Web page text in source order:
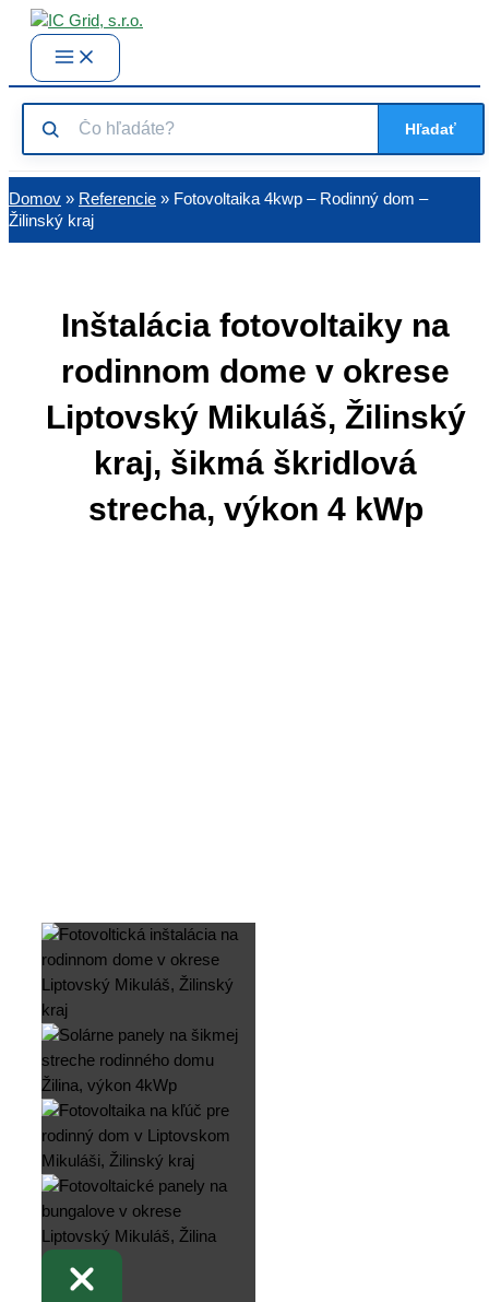
Preskočiť
obsah
Main
Menu
Hľadať
Domov » Referencie » Fotovoltaika 4kwp – Rodinný dom –
Žilinský kraj
Inštalácia fotovoltaiky na
rodinnom dome v okrese
Liptovský Mikuláš, Žilinský
kraj, šikmá škridlová
strecha, výkon 4 kWp